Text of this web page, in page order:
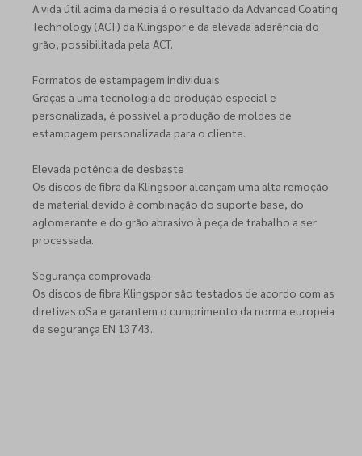
A vida útil acima da média é o resultado da Advanced Coating
Technology (ACT) da Klingspor e da elevada aderência do
grão, possibilitada pela ACT.
Formatos de estampagem individuais
Graças a uma tecnologia de produção especial e
personalizada, é possível a produção de moldes de
estampagem personalizada para o cliente.
Elevada potência de desbaste
Os discos de fibra da Klingspor alcançam uma alta remoção
de material devido à combinação do suporte base, do
aglomerante e do grão abrasivo à peça de trabalho a ser
processada.
Segurança comprovada
Os discos de fibra Klingspor são testados de acordo com as
diretivas oSa e garantem o cumprimento da norma europeia
de segurança EN 13743.